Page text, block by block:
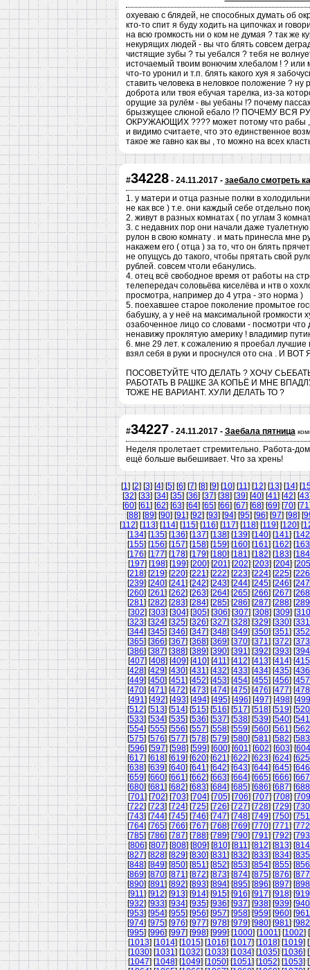
охуеваю с блядей, не способных думать об
кто-то спит я буду ходить на ципочках и
на всю громкость ни о ком не думая ? так же
некурящих людей - вы что блять совсем
чистящие зубы ? ты уебался ? тебя не
источаемый твоим вонючим хлебалом ! ?
что-то уронил и т.п. блять какого хуя я
ставить человека в неловкое положение ? ну
доброта или твоя ебучая тарелка, из-за
орущие за рулём - вы уебаны !? почему
брызжущее слюной ебало !? ПОЧЕМУ
ОКРУЖАЮЩИХ ???? может потому что рабы ,
и видимо считаете, что это единственное
такое же гавно как вы , то можно на всех
#34228- 24.11.2017 - заебало смотреть
1. у матери и отца разные полки в
не как все ) т.е. они каждый себе отдельно
2. живут в разных комнатах ( по углам 3
3. с недавних пор они начали даже
рулон в свою комнату . и мать принесла мне
накажем его ( отца ) за то, что он блять
не опущусь до такого, чтобы прятать свой
рублей. совсем чтоли ебанулись.
4. отец всё свободное время от работы на
телепередач соловьёва киселёва и нтв о
просмотра, например до 4 утра - это норма )
5. поехавшее старое поколение промытое
бабушку, а у неё на максимальной
озабоченное лицо со словами - посмотри
ненавижу проклятую америку ! владимир
6. мне 29 лет. к сожалению я проебал лучшие
взял себя в руки и проснулся ото сна . И
ПОСОВЕТУЙТЕ ЧТО ДЕЛАТЬ ? ХОЧУ
РАБОТАТЬ В РАШКЕ ЗА КОПЬЁ И МНЕ
ТОЖЕ НЕ ВАРИАНТ. ХУЛИ ДЕЛАТЬ ТО ?
#34227 - 24.11.2017 - Заебала пятница
Неделя пролетает стремительно. Работа-
ещё больше выбешивает. Что за хрень!
[1] [2] [3] [4] [5] [6] [7] [8] [9] [10] [11] [12] [13] [14] [
[32] [33] [34] [35] [36] [37] [38] [39] [40] [41] [42] [43
[60] [61] [62] [63] [64] [65] [66] [67] [68] [69] [70] [71
[88] [89] [90] [91] [92] [93] [94] [95] [96] [97] [98] [
[112] [113] [114] [115] [116] [117] [118] [119] [120] [
[134] [135] [136] [137] [138] [139] [140] [141] [142
[155] [156] [157] [158] [159] [160] [161] [162] [163
[176] [177] [178] [179] [180] [181] [182] [183] [184
[197] [198] [199] [200] [201] [202] [203] [204] [205
[218] [219] [220] [221] [222] [223] [224] [225] [226
[239] [240] [241] [242] [243] [244] [245] [246] [247
[260] [261] [262] [263] [264] [265] [266] [267] [268
[281] [282] [283] [284] [285] [286] [287] [288] [289
[302] [303] [304] [305] [306] [307] [308] [309] [310
[323] [324] [325] [326] [327] [328] [329] [330] [331
[344] [345] [346] [347] [348] [349] [350] [351] [352
[365] [366] [367] [368] [369] [370] [371] [372] [373
[386] [387] [388] [389] [390] [391] [392] [393] [394
[407] [408] [409] [410] [411] [412] [413] [414] [415
[428] [429] [430] [431] [432] [433] [434] [435] [436
[449] [450] [451] [452] [453] [454] [455] [456] [457
[470] [471] [472] [473] [474] [475] [476] [477] [478
[491] [492] [493] [494] [495] [496] [497] [498] [499
[512] [513] [514] [515] [516] [517] [518] [519] [520
[533] [534] [535] [536] [537] [538] [539] [540] [541
[554] [555] [556] [557] [558] [559] [560] [561] [562
[575] [576] [577] [578] [579] [580] [581] [582] [583
[596] [597] [598] [599] [600] [601] [602] [603] [604
[617] [618] [619] [620] [621] [622] [623] [624] [625
[638] [639] [640] [641] [642] [643] [644] [645] [646
[659] [660] [661] [662] [663] [664] [665] [666] [667
[680] [681] [682] [683] [684] [685] [686] [687] [688
[701] [702] [703] [704] [705] [706] [707] [708] [709
[722] [723] [724] [725] [726] [727] [728] [729] [730
[743] [744] [745] [746] [747] [748] [749] [750] [751
[764] [765] [766] [767] [768] [769] [770] [771] [772
[785] [786] [787] [788] [789] [790] [791] [792] [793
[806] [807] [808] [809] [810] [811] [812] [813] [814
[827] [828] [829] [830] [831] [832] [833] [834] [835
[848] [849] [850] [851] [852] [853] [854] [855] [856
[869] [870] [871] [872] [873] [874] [875] [876] [877
[890] [891] [892] [893] [894] [895] [896] [897] [898
[911] [912] [913] [914] [915] [916] [917] [918] [919
[932] [933] [934] [935] [936] [937] [938] [939] [940
[953] [954] [955] [956] [957] [958] [959] [960] [961
[974] [975] [976] [977] [978] [979] [980] [981] [982
[995] [996] [997] [998] [999] [1000] [1001] [1002] [
[1013] [1014] [1015] [1016] [1017] [1018] [1019] [
[1030] [1031] [1032] [1033] [1034] [1035] [1036] [
[1047] [1048] [1049] [1050] [1051] [1052] [1053] [